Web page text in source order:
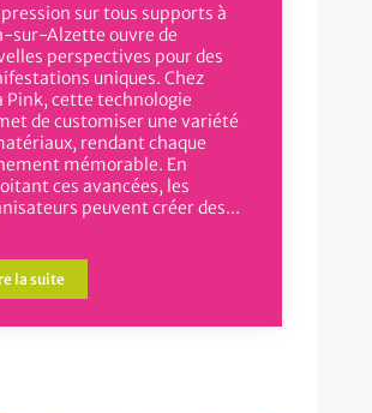
sur tous supports à
sur-Alzette ouvre de
perspectives pour des
uniques. Chez
Pink, cette technologie
de customiser une variété
rendant chaque
mémorable. En
ces avancées, les
peuvent créer des...
la suite